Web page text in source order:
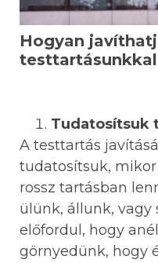
Hogyan
Tudatosítsuk
A testtartás
tudatosítsuk,
rossz tartásban
ülünk, állunk, vagy
előfordul, hogy
görnyedünk, hogy